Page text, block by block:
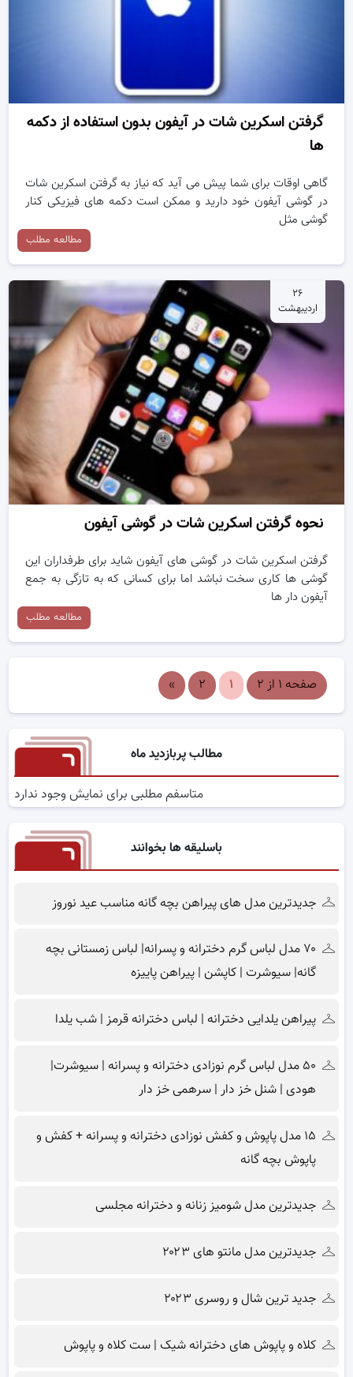
گرفتن اسکرین شات در آیفون بدون استفاده از دکمه
ها
گاهی اوقات برای شما پیش می آید که نیاز به گرفتن اسکرین شات
در گوشی آیفون خود دارید و ممکن است دکمه های فیزیکی کنار
گوشی مثل
مطالعه مطلب
۲۶
اردیبهشت
نحوه گرفتن اسکرین شات در گوشی آیفون
گرفتن اسکرین شات در گوشی های آیفون شاید برای طرفداران این
گوشی ها کاری سخت نباشد اما برای کسانی که به تازگی به جمع
آیفون دار ها
مطالعه مطلب
صفحه ۱ از ۲ ۱ ۲ »
مطالب پربازدید ماه
متاسفم مطلبی برای نمایش وجود ندارد
باسلیقه ها بخوانند
جدیدترین مدل های پیراهن بچه گانه مناسب عید نوروز
۷۰ مدل لباس گرم دخترانه و پسرانه| لباس زمستانی بچه
گانه| سیوشرت | کاپشن | پیراهن پاییزه
پیراهن یلدایی دخترانه | لباس دخترانه قرمز | شب یلدا
۵۰ مدل لباس گرم نوزادی دخترانه و پسرانه | سیوشرت|
هودی | شنل خز دار | سرهمی خز دار
۱۵ مدل پاپوش و کفش نوزادی دخترانه و پسرانه + کفش و
پاپوش بچه گانه
جدیدترین مدل شومیز زنانه و دخترانه مجلسی
جدیدترین مدل مانتو های ۲۰۲۳
جدید ترین شال و روسری ۲۰۲۳
کلاه و پاپوش های دخترانه شیک | ست کلاه و پاپوش